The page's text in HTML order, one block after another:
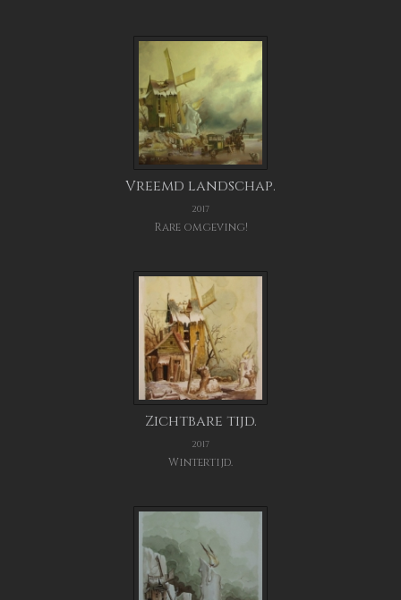
Vreemd landschap.
2017
Rare omgeving!
Zichtbare tijd.
2017
Wintertijd.